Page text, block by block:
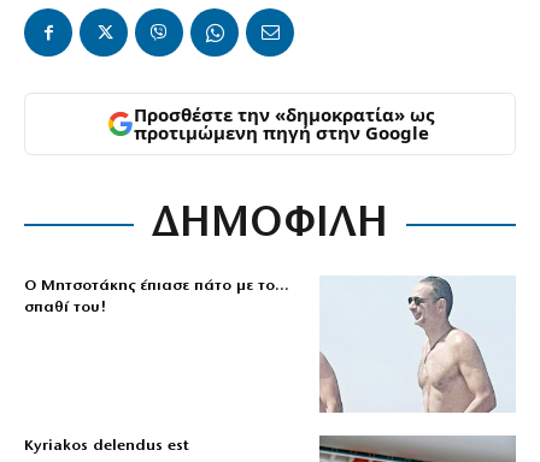
Προσθέστε την «δημοκρατία» ως
προτιμώμενη πηγή στην Google
ΔΗΜΟΦΙΛΗ
Ο Μητσοτάκης έπιασε πάτο με το…
σπαθί του!
Kyriakos delendus est